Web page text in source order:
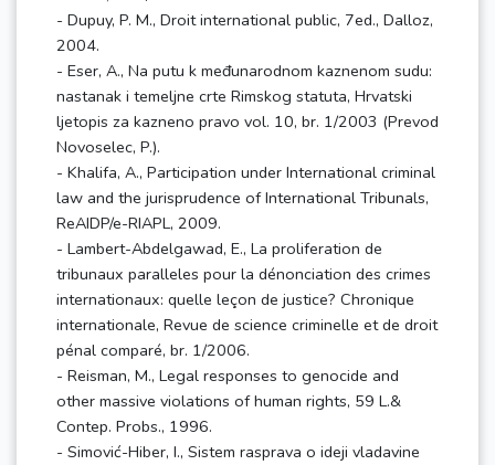
- Dupuy, P. M., Droit international public, 7ed., Dalloz,
2004.
- Eser, A., Na putu k međunarodnom kaznenom sudu:
nastanak i temeljne crte Rimskog statuta, Hrvatski
ljetopis za kazneno pravo vol. 10, br. 1/2003 (Prevod
Novoselec, P.).
- Khalifa, A., Participation under International criminal
law and the jurisprudence of International Tribunals,
ReAIDP/e-RIAPL, 2009.
- Lambert-Abdelgawad, E., La proliferation de
tribunaux paralleles pour la dénonciation des crimes
internationaux: quelle leçon de justice? Chronique
internationale, Revue de science criminelle et de droit
pénal comparé, br. 1/2006.
- Reisman, M., Legal responses to genocide and
other massive violations of human rights, 59 L.&
Contep. Probs., 1996.
- Simović-Hiber, I., Sistem rasprava o ideji vladavine